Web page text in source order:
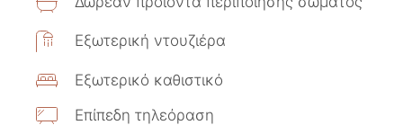
Εξωτερική ντουζιέρα
Εξωτερικό καθιστικό
Επίπεδη τηλεόραση